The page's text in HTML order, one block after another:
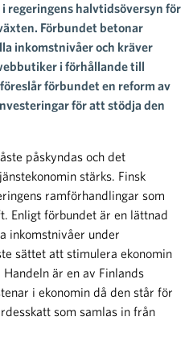
regeringens halvtidsöversyn för
Förbundet betonar
inkomstnivåer och kräver
i förhållande till
förbundet en reform av
för att stödja den
påskyndas och det
stärks. Finsk
ramförhandlingar som
Enligt förbundet är en lättnad
inkomstnivåer under
sättet att stimulera ekonomin
är en av Finlands
i ekonomin då den står för
som samlas in från